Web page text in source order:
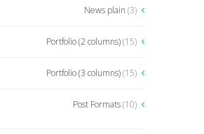
News plain (3)
Portfolio (2 columns)(15)
Portfolio (3 columns)(15)
Post Formats(10)